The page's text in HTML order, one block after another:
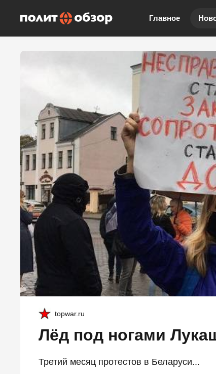
Главное
topwar.ru
Лёд под ногами
Третий месяц протестов в Беларуси...